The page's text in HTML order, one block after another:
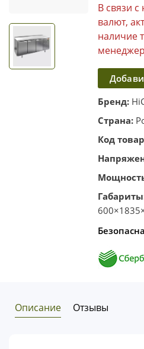
В связи
валют,
наличие
Бренд:
Страна:
Код
Описание Отзывы